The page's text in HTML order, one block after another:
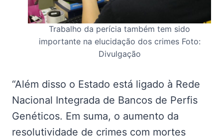
Trabalho da perícia também tem sido
importante na elucidação dos crimes Foto:
Divulgação
“Além disso o Estado está ligado à Rede
Nacional Integrada de Bancos de Perfis
Genéticos. Em suma, o aumento da
resolutividade de crimes com mortes